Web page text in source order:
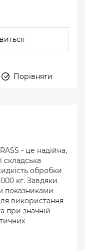
Порівняти
- це надійна,
складська
обробки
кг. Завдяки
показниками
використання
при значній